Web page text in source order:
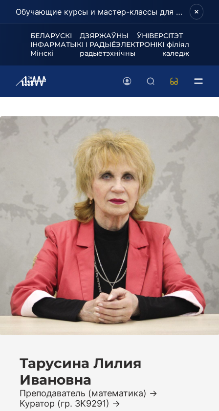
Обучающие курсы и мастер-классы для школьников и абитуриентов!
БЕЛАРУСКІ ДЗЯРЖАЎНЫ ЎНІВЕРСІТЭТ
ІНФАРМАТЫКІ І РАДЫЁЭЛЕКТРОНІКІ філіял
Мінскі радыётэхнічны каледж
Тарусина Лилия
Ивановна
Преподаватель (математика)
Куратор (гр. 3К9291)